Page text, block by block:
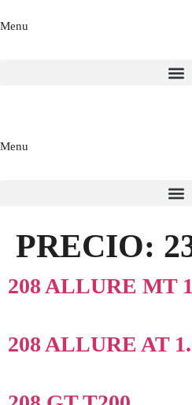
Menu
Menu
PRECIO:
208 ALLURE MT
208 ALLURE AT